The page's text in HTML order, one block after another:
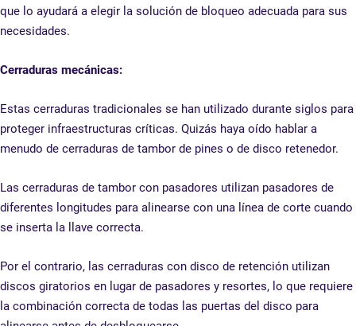
que lo ayudará a elegir la solución de bloqueo adecuada para sus
necesidades.
Cerraduras mecánicas:
Estas cerraduras tradicionales se han utilizado durante siglos para
proteger infraestructuras críticas. Quizás haya oído hablar a
menudo de cerraduras de tambor de pines o de disco retenedor.
Las cerraduras de tambor con pasadores utilizan pasadores de
diferentes longitudes para alinearse con una línea de corte cuando
se inserta la llave correcta.
Por el contrario, las cerraduras con disco de retención utilizan
discos giratorios en lugar de pasadores y resortes, lo que requiere
la combinación correcta de todas las puertas del disco para